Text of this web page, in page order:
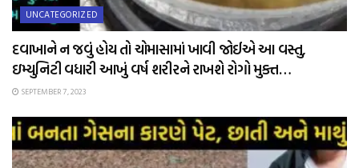
UNCATEGORIZED
દવાખાને ન જવું હોય તો ચોમાસામાં ખાવી જોઈએ આ વસ્તુ,
ઇમ્યુનિટી વધારી આખું વર્ષ શરીરને રાખશે રોગો મુક્ત…
SEPTEMBER 7, 2023